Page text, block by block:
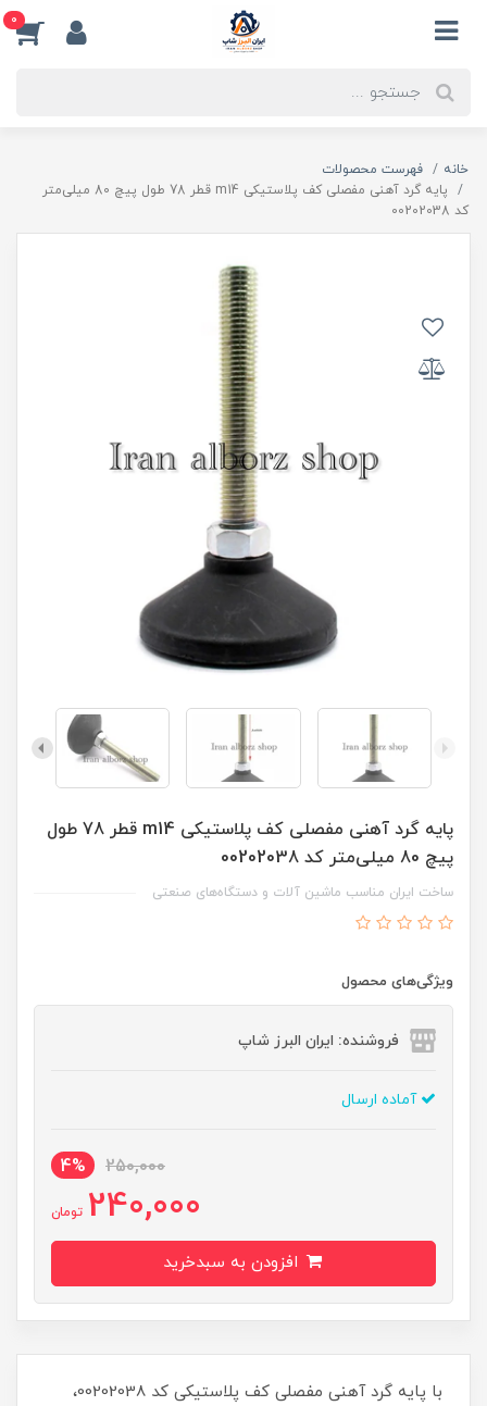
0
خانه
فهرست محصولات
پایه گرد آهنی مفصلی کف پلاستیکی m14 قطر 78 طول پیچ 80 میلی‌متر
کد 00202038
پایه گرد آهنی مفصلی کف پلاستیکی m14 قطر 78 طول
پیچ 80 میلی‌متر کد 00202038
ساخت ایران مناسب ماشین آلات و دستگاه‌های صنعتی
ویژگی‌های محصول
فروشنده: ایران البرز شاپ
آماده ارسال
250,000
4%
240,000 تومان
با پایه گرد آهنی مفصلی کف پلاستیکی کد 00202038،